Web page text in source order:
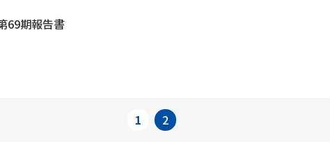
69期報告書
1 2